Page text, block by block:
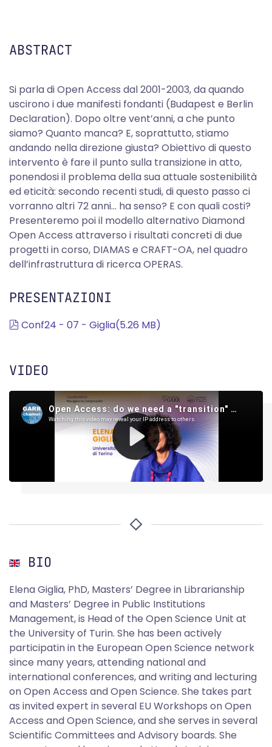
ABSTRACT
Si parla di Open Access dal 2001-2003, da quando
uscirono i due manifesti fondanti (Budapest e Berlin
Declaration). Dopo oltre vent’anni, a che punto
siamo? Quanto manca? E, soprattutto, stiamo
andando nella direzione giusta? Obiettivo di questo
intervento è fare il punto sulla transizione in atto,
ponendosi il problema della sua attuale sostenibilità
ed eticità: secondo recenti studi, di questo passo ci
vorranno altri 72 anni... ha senso? E con quali costi?
Presenteremo poi il modello alternativo Diamond
Open Access attraverso i risultati concreti di due
progetti in corso, DIAMAS e CRAFT-OA, nel quadro
dell’infrastruttura di ricerca OPERAS.
PRESENTAZIONI
pdf
Conf24 - 07 - Giglia(5.26 MB)
VIDEO
BIO
Elena Giglia, PhD, Masters’ Degree in Librarianship
and Masters’ Degree in Public Institutions
Management, is Head of the Open Science Unit at
the University of Turin. She has been actively
participatin in the European Open Science network
since many years, attending national and
international conferences, and writing and lecturing
on Open Access and Open Science. She takes part
as invited expert in several EU Workshops on Open
Access and Open Science, and she serves in several
Scientific Committees and Advisory boards. She